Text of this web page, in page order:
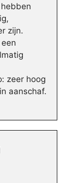
zijn.
zeer hoog
aanschaf.